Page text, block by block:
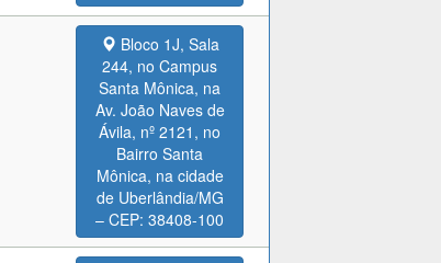
Bloco 1J, Sala
244, no Campus
Santa Mônica, na
Av. João Naves de
Ávila, nº 2121, no
Bairro Santa
Mônica, na cidade
de Uberlândia/MG
– CEP: 38408-100